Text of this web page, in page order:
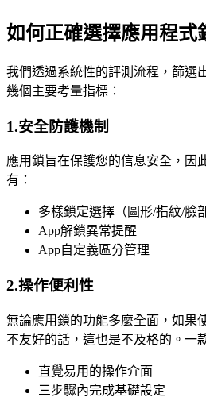
如何正確選擇應用程式
我們透過系統性的評測流程，篩選
幾個主要考量指標：
1.安全防護機制
應用鎖旨在保護您的信息安全，因
有：
多樣鎖定選擇（圖形/指紋/臉
App解鎖異常提醒
App自定義區分管理
2.操作便利性
無論應用鎖的功能多麼全面，如果
不友好的話，這也是不及格的。一
直覺易用的操作介面
三步驟內完成基礎設定